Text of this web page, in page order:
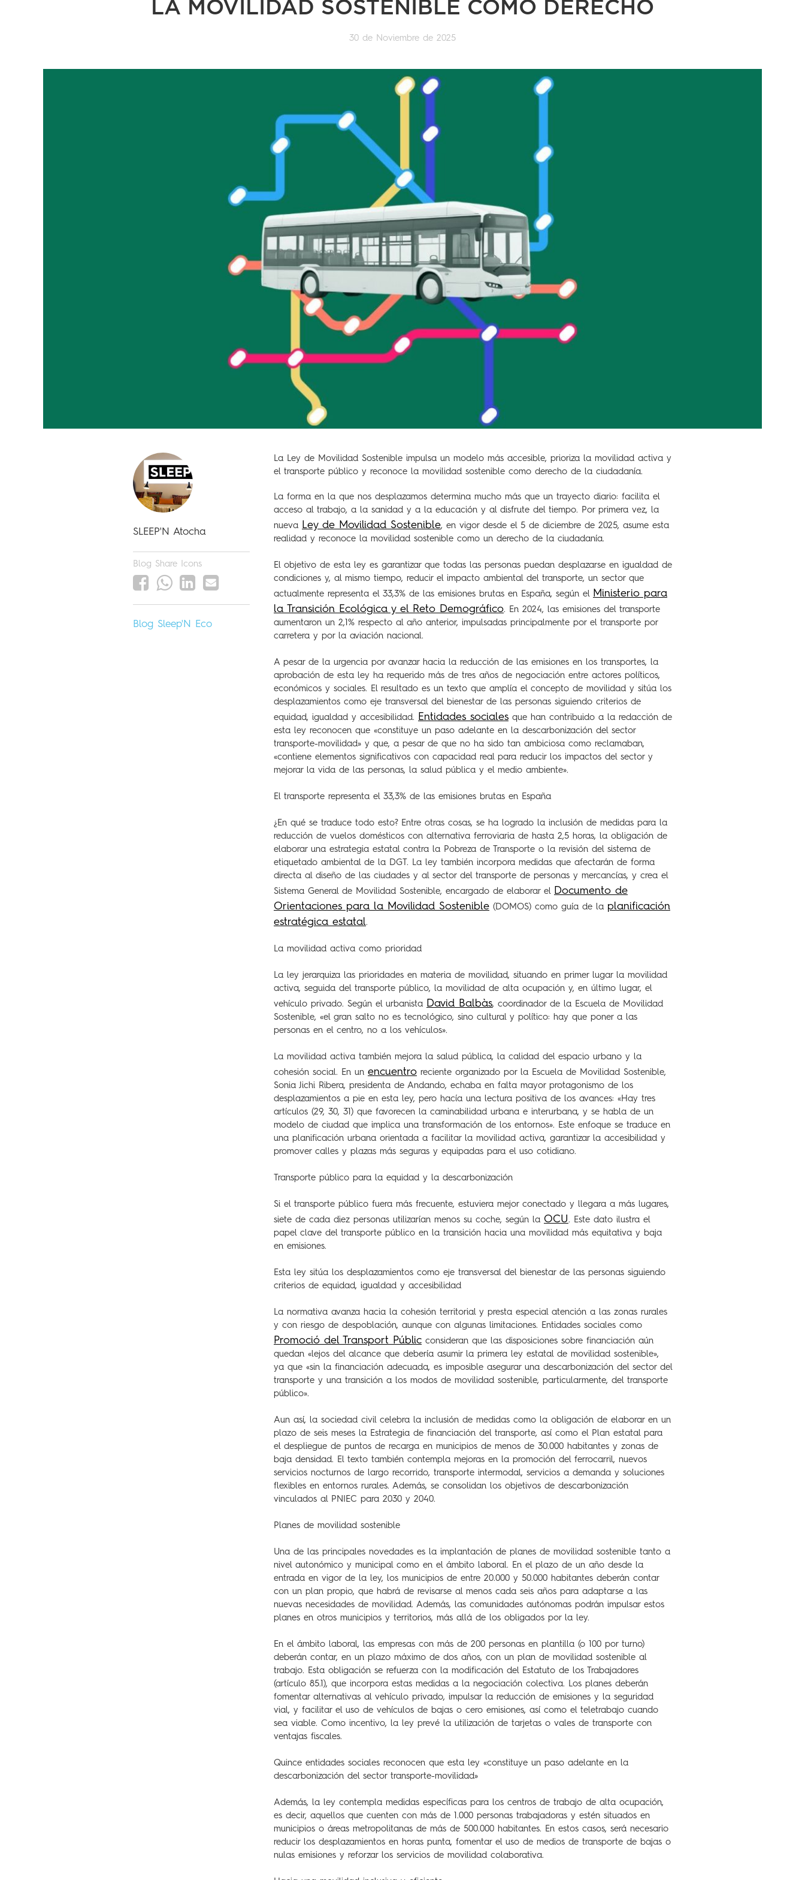
LA MOVILIDAD SOSTENIBLE COMO DERECHO
30 de Noviembre de 2025
La Ley de Movilidad Sostenible impulsa un modelo más accesible, prioriza la movilidad activa y
el transporte público y reconoce la movilidad sostenible como derecho de la ciudadanía.
La forma en la que nos desplazamos determina mucho más que un trayecto diario: facilita el
acceso al trabajo, a la sanidad y a la educación y al disfrute del tiempo. Por primera vez, la
nueva Ley de Movilidad Sostenible, en vigor desde el 5 de diciembre de 2025, asume esta
realidad y reconoce la movilidad sostenible como un derecho de la ciudadanía.
El objetivo de esta ley es garantizar que todas las personas puedan desplazarse en igualdad de
condiciones y, al mismo tiempo, reducir el impacto ambiental del transporte, un sector que
actualmente representa el 33,3% de las emisiones brutas en España, según el Ministerio para
la Transición Ecológica y el Reto Demográfico. En 2024, las emisiones del transporte
aumentaron un 2,1% respecto al año anterior, impulsadas principalmente por el transporte por
carretera y por la aviación nacional.
A pesar de la urgencia por avanzar hacia la reducción de las emisiones en los transportes, la
aprobación de esta ley ha requerido más de tres años de negociación entre actores políticos,
económicos y sociales. El resultado es un texto que amplía el concepto de movilidad y sitúa los
desplazamientos como eje transversal del bienestar de las personas siguiendo criterios de
equidad, igualdad y accesibilidad.
Entidades sociales que han contribuido a la redacción de
esta ley reconocen que «constituye un paso adelante en la descarbonización del sector
transporte-movilidad» y que, a pesar de que no ha sido tan ambiciosa como reclamaban,
«contiene elementos significativos con capacidad real para reducir los impactos del sector y
mejorar la vida de las personas, la salud pública y el medio ambiente».
El transporte representa el 33,3% de las emisiones brutas en España
¿En qué se traduce todo esto? Entre otras cosas, se ha logrado la inclusión de medidas para la
reducción de vuelos domésticos con alternativa ferroviaria de hasta 2,5 horas, la obligación de
elaborar una estrategia estatal contra la Pobreza de Transporte o la revisión del sistema de
etiquetado ambiental de la DGT. La ley también incorpora medidas que afectarán de forma
directa al diseño de las ciudades y al sector del transporte de personas y mercancías, y crea el
Sistema General de Movilidad Sostenible, encargado de elaborar el Documento de
Orientaciones para la Movilidad Sostenible (DOMOS) como guía de la planificación
estratégica estatal.
La movilidad activa como prioridad
La ley jerarquiza las prioridades en materia de movilidad, situando en primer lugar la movilidad
activa, seguida del transporte público, la movilidad de alta ocupación y, en último lugar, el
vehículo privado. Según el urbanista David Balbàs, coordinador de la Escuela de Movilidad
Sostenible, «el gran salto no es tecnológico, sino cultural y político: hay que poner a las
personas en el centro, no a los vehículos».
La movilidad activa también mejora la salud pública, la calidad del espacio urbano y la
cohesión social. En un encuentro reciente organizado por la Escuela de Movilidad Sostenible,
Sonia Jichi Ribera, presidenta de Andando, echaba en falta mayor protagonismo de los
desplazamientos a pie en esta ley, pero hacía una lectura positiva de los avances: «Hay tres
artículos (29, 30, 31) que favorecen la caminabilidad urbana e interurbana, y se habla de un
modelo de ciudad que implica una transformación de los entornos». Este enfoque se traduce en
una planificación urbana orientada a facilitar la movilidad activa, garantizar la accesibilidad y
promover calles y plazas más seguras y equipadas para el uso cotidiano.
Transporte público para la equidad y la descarbonización
Si el transporte público fuera más frecuente, estuviera mejor conectado y llegara a más lugares,
siete de cada diez personas utilizarían menos su coche, según la OCU. Este dato ilustra el
papel clave del transporte público en la transición hacia una movilidad más equitativa y baja
en emisiones.
Esta ley sitúa los desplazamientos como eje transversal del bienestar de las personas siguiendo
criterios de equidad, igualdad y accesibilidad
La normativa avanza hacia la cohesión territorial y presta especial atención a las zonas rurales
y con riesgo de despoblación, aunque con algunas limitaciones. Entidades sociales como
Promoció del Transport Públic consideran que las disposiciones sobre financiación aún
quedan «lejos del alcance que debería asumir la primera ley estatal de movilidad sostenible»,
ya que «sin la financiación adecuada, es imposible asegurar una descarbonización del sector del
transporte y una transición a los modos de movilidad sostenible, particularmente, del transporte
público».
Aun así, la sociedad civil celebra la inclusión de medidas como la obligación de elaborar en un
plazo de seis meses la Estrategia de financiación del transporte, así como el Plan estatal para
el despliegue de puntos de recarga en municipios de menos de 30.000 habitantes y zonas de
baja densidad. El texto también contempla mejoras en la promoción del ferrocarril, nuevos
servicios nocturnos de largo recorrido, transporte intermodal, servicios a demanda y soluciones
flexibles en entornos rurales. Además, se consolidan los objetivos de descarbonización
vinculados al PNIEC para 2030 y 2040.
Planes de movilidad sostenible
Una de las principales novedades es la implantación de planes de movilidad sostenible tanto a
nivel autonómico y municipal como en el ámbito laboral. En el plazo de un año desde la
entrada en vigor de la ley, los municipios de entre 20.000 y 50.000 habitantes deberán contar
con un plan propio, que habrá de revisarse al menos cada seis años para adaptarse a las
nuevas necesidades de movilidad. Además, las comunidades autónomas podrán impulsar estos
planes en otros municipios y territorios, más allá de los obligados por la ley.
En el ámbito laboral, las empresas con más de 200 personas en plantilla (o 100 por turno)
deberán contar, en un plazo máximo de dos años, con un plan de movilidad sostenible al
trabajo. Esta obligación se refuerza con la modificación del Estatuto de los Trabajadores
(artículo 85.1), que incorpora estas medidas a la negociación colectiva. Los planes deberán
fomentar alternativas al vehículo privado, impulsar la reducción de emisiones y la seguridad
vial, y facilitar el uso de vehículos de bajas o cero emisiones, así como el teletrabajo cuando
sea viable. Como incentivo, la ley prevé la utilización de tarjetas o vales de transporte con
ventajas fiscales.
Quince entidades sociales reconocen que esta ley «constituye un paso adelante en la
descarbonización del sector transporte-movilidad»
Además, la ley contempla medidas específicas para los centros de trabajo de alta ocupación,
es decir, aquellos que cuenten con más de 1.000 personas trabajadoras y estén situados en
municipios o áreas metropolitanas de más de 500.000 habitantes. En estos casos, será necesario
reducir los desplazamientos en horas punta, fomentar el uso de medios de transporte de bajas o
nulas emisiones y reforzar los servicios de movilidad colaborativa.
SLEEP'N Atocha
Blog Share Icons
Blog Sleep'N Eco